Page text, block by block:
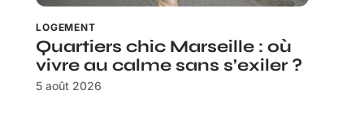
LOGEMENT
Quartiers chic Marseille : où
vivre au calme sans s’exiler ?
5 août 2026